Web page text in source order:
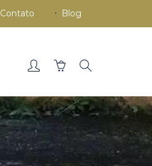
Contato Blog